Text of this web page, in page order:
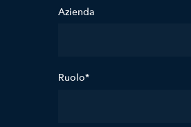
Azienda
Ruolo*